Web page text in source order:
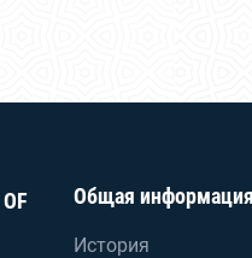
Общая информация
История